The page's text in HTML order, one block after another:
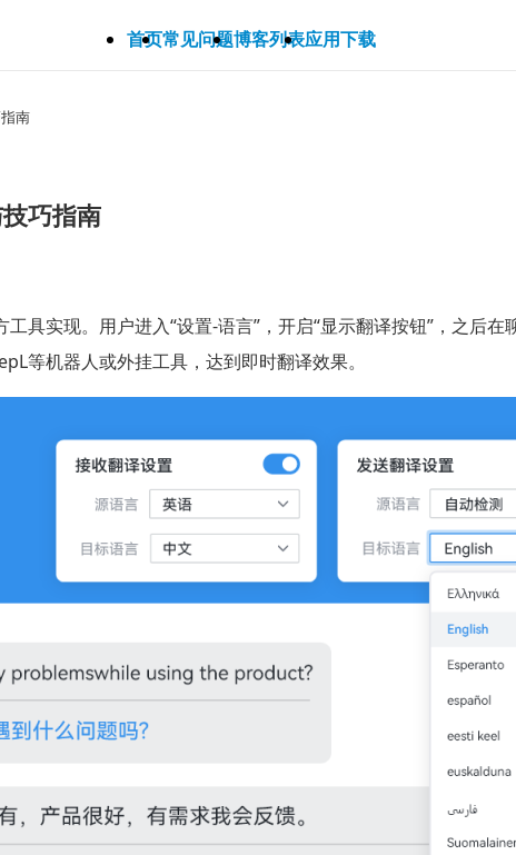
首页常见问题博客列表应用下载
南
巧指南
具实现。用户进入“设置-语言”，开启“显示翻译按钮”，之后
等机器人或外挂工具，达到即时翻译效果。